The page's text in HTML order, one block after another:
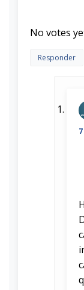
No votes
Responder